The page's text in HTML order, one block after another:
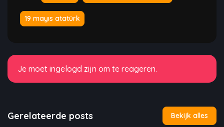
19 mayıs atatürk
Je moet ingelogd zijn om te reageren.
Gerelateerde posts Bekijk alles